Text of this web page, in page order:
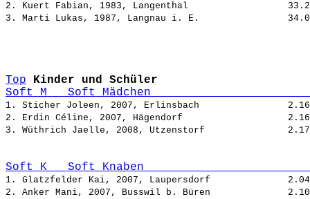
2. Kuert Fabian, 1983, Langenthal
3. Marti Lukas, 1987, Langnau i. E.
Top
Kinder und Schüler
Soft_M   Soft Mädchen
1. Sticher Joleen, 2007, Erlinsbach
2. Erdin Céline, 2007, Hägendorf
3. Wüthrich Jaelle, 2008, Utzenstorf
Soft_K   Soft Knaben
1. Glatzfelder Kai, 2007, Laupersdorf
2. Anker Mani, 2007, Busswil b. Büren